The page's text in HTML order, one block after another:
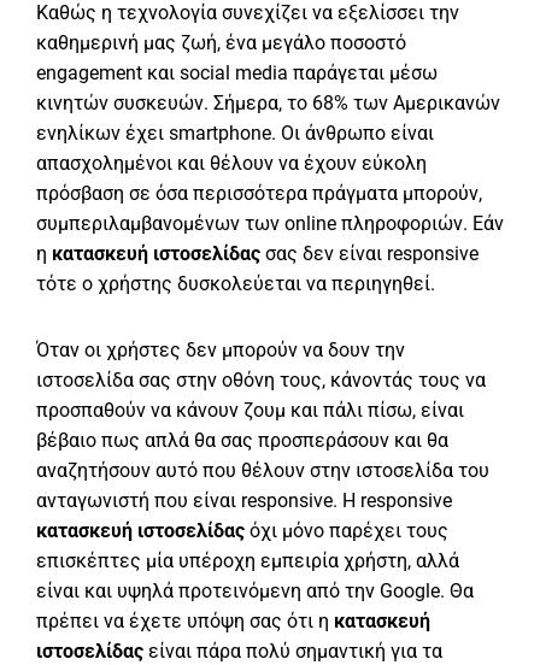
Καθώς η τεχνολογία συνεχίζει να εξελίσσει την
καθημερινή μας ζωή, ένα μεγάλο ποσοστό
engagement και social media παράγεται μέσω
κινητών συσκευών. Σήμερα, το 68% των Αμερικανών
ενηλίκων έχει smartphone. Οι άνθρωπο είναι
απασχολημένοι και θέλουν να έχουν εύκολη
πρόσβαση σε όσα περισσότερα πράγματα μπορούν,
συμπεριλαμβανομένων των online πληροφοριών. Εάν
η κατασκευή ιστοσελίδας σας δεν είναι responsive
τότε ο χρήστης δυσκολεύεται να περιηγηθεί.
Όταν οι χρήστες δεν μπορούν να δουν την
ιστοσελίδα σας στην οθόνη τους, κάνοντάς τους να
προσπαθούν να κάνουν ζουμ και πάλι πίσω, είναι
βέβαιο πως απλά θα σας προσπεράσουν και θα
αναζητήσουν αυτό που θέλουν στην ιστοσελίδα του
ανταγωνιστή που είναι responsive. H responsive
κατασκευή ιστοσελίδας όχι μόνο παρέχει τους
επισκέπτες μία υπέροχη εμπειρία χρήστη, αλλά
είναι και υψηλά προτεινόμενη από την Google. Θα
πρέπει να έχετε υπόψη σας ότι η κατασκευή
ιστοσελίδας είναι πάρα πολύ σημαντική για τα